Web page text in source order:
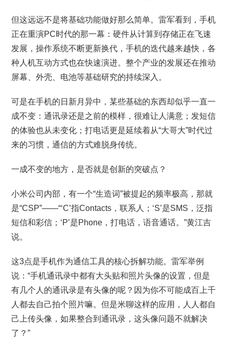
但这远远不是将基础功能做好那么简单。雷军看到，手机
正在重演PC时代的那一幕：硬件从计算到存储正在飞速
发展，操作系统不断更新换代，手机的迭代越来越快，各
种人机互动方式也在快速演进。整个产业的发展还在推动
屏幕、外壳、电池等基础研究的持续深入。
可是在手机的日新月异中，某些基础的东西却似乎一直一
成不变：通讯录还是之前的模样，很难让人满意；发短信
的体验也从未变化；打电话更是延续着从“大哥大”时代过
来的习惯，通信的方式难脱身传统。
一成不变的地方，是否就是创新的突破点？
小米公司内部，有一个“生造词”被提起的频率极高，那就
是“CSP”——“‘C’指Contacts，联系人；‘S’是SMS，泛指
短信和彩信；‘P’是Phone，打电话，语音通话。”黄江吉
说。
这3点是手机作为通信工具的核心拆解功能。雷军举例
说：“手机通讯录中都有大头贴和照片头像的设置，但是
有几个人的通讯录是有头像的呢？因为你不可能成百上千
人都去自己拍个照片嘛。但是米聊这样的应用，人人都自
己上传头像，如果整合到通讯录，这头像问题不就解决
了？”